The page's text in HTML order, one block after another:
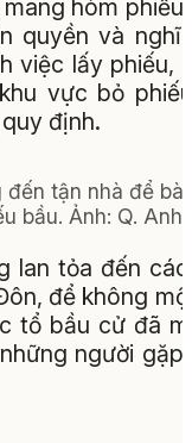
hòm phiếu
quyền và
việc lấy phiếu,
vực bỏ
định.
đến tận nhà để bà
bầu. Ảnh: Q. Anh
lan tỏa đến
để không
tổ bầu cử đã
người gặp